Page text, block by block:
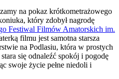
na pokaz krótkometrażowego
który zdobył nagrodę
Festiwal Filmów Amatorskich im.
filmu jest samotna starsza
na Podlasiu, która w prostych
się odnaleźć spokój i pogodę
swoje życie pełne niedoli i